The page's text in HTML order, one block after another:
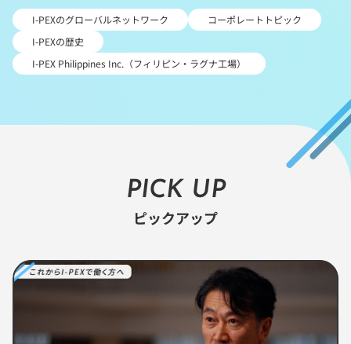
I-PEXのグローバルネットワーク
コーポレートトピック
I-PEXの歴史
I-PEX Philippines Inc.（フィリピン・ラグナ工場）
PICK UP
ピックアップ